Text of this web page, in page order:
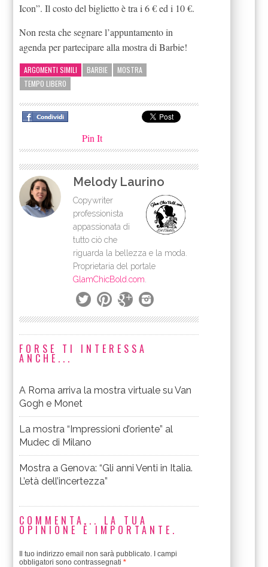
Icon”. Il costo del biglietto è tra i 6 € ed i 10 €.
Non resta che segnare l’appuntamento in
agenda per partecipare alla mostra di Barbie!
ARGOMENTI SIMILI BARBIE
MOSTRA
TEMPO LIBERO
Pin It
Melody Laurino
Copywriter
professionista
appassionata di
tutto ciò che
riguarda la bellezza e la moda.
Proprietaria del portale
GlamChicBold.com
FORSE TI INTERESSA
ANCHE...
A Roma arriva la mostra virtuale su Van
Gogh e Monet
La mostra “Impressioni d’oriente” al
Mudec di Milano
Mostra a Genova: “Gli anni Venti in Italia.
L’età dell’incertezza”
COMMENTA... LA TUA
OPINIONE È IMPORTANTE.
Il tuo indirizzo email non sarà pubblicato. I campi
obbligatori sono contrassegnati*